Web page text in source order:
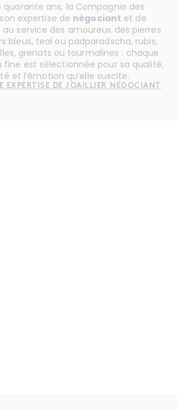
quarante ans, la Compagnie des
expertise de négociant et de
au service des amoureux des pierres
bleus, teal ou padparadscha, rubis,
grenats ou tourmalines : chaque
fine est sélectionnée pour sa qualité,
et l’émotion qu’elle suscite.
EXPERTISE DE JOAILLIER NÉGOCIANT